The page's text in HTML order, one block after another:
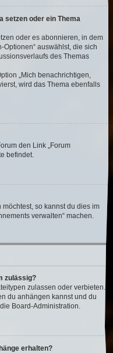
setzen oder ein Thema
oder es abonnieren, in dem
auswählst, die sich
des Themas
„Mich benachrichtigen,
wird das Thema ebenfalls
den Link „Forum
befindet.
so kannst du dies im
verwalten“ machen.
zulässig?
zulassen oder verbieten.
du anhängen kannst und du
Board-Administration.
erhalten?